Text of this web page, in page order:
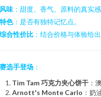
风味 ：甜度、香气、原料的真实感
特色：是否有独特记忆点。
综合性价比 ：结合价格与体验给出
选手登场 ：
Tim Tam 巧克力夹心饼干 ：
Arnott's Monte Carlo ：奶